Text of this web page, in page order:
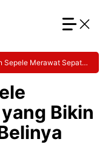
Sepele Merawat Sepatu
Bikin